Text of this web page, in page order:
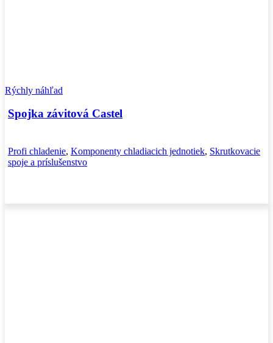
Rýchly náhľad
Spojka závitová Castel
Profi chladenie, Komponenty chladiacich jednotiek, Skrutkovacie
spoje a príslušenstvo